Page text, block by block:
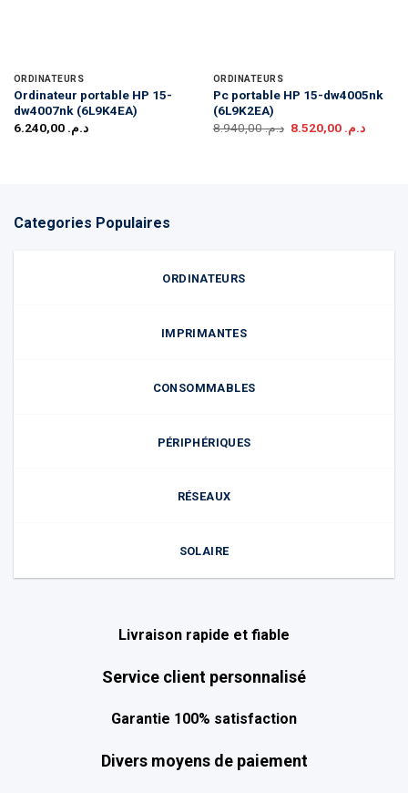
ORDINATEURS
Ordinateur portable HP 15-
dw4007nk (6L9K4EA)
د.م. 6.240,00
ORDINATEURS
Pc portable HP 15-dw4005nk
(6L9K2EA)
د.م.8.940,00
Le
د.م. 8.520,00
Le
Categories Populaires
ORDINATEURS
IMPRIMANTES
CONSOMMABLES
PÉRIPHÉRIQUES
RÉSEAUX
SOLAIRE
Livraison rapide et fiable
Service client personnalisé
Garantie 100% satisfaction
Divers moyens de paiement